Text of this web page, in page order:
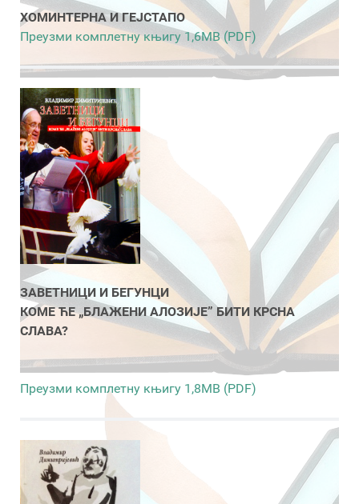
ХОМИНТЕРНА И ГЕЈСТАПО
Преузми комплетну књигу 1,6MB (PDF)
ЗАВЕТНИЦИ И БЕГУНЦИ
КОМЕ ЋЕ „БЛАЖЕНИ АЛОЗИЈЕ” БИТИ КРСНА
СЛАВА?
Преузми комплетну књигу 1,8MB (PDF)